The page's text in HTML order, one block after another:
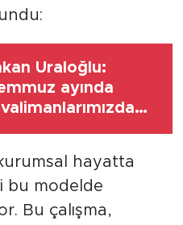
Uraloğlu:
ayında
797 bin 638
hizmet verildi'
hayatta
bu modelde
Bu çalışma,